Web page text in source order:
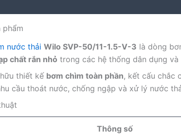
phẩm
nước thải Wilo SVP-50/11-1.5-V-3 là dòng
chất rắn nhỏ trong các hệ thống dân dụng và
thiết kế bơm chìm toàn phần, kết cấu chắc
cầu thoát nước, chống ngập và xử lý nước
Thông số